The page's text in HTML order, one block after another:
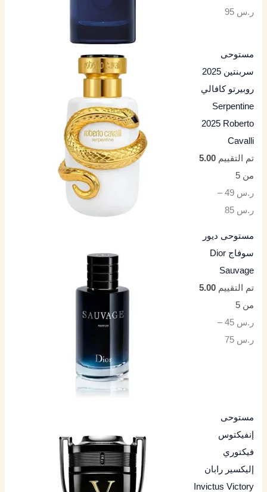
ر.س 95
مستوحى
سربنتين 2025
روبيرتو كافالي
Serpentine
2025 Roberto
Cavalli
تم التقييم5.00
من 5
ر.س 49
–
ر.س 85
مستوحى ديور
سوفاج Dior
Sauvage
تم التقييم5.00
من 5
ر.س 45
–
ر.س 75
مستوحى
إنفيكتوس
فيكتوري
إليكسير رابان
Invictus Victory